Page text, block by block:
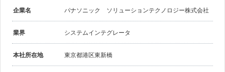
企業名 パナソニック ソリューションテクノロジー株式会社
業界 システムインテグレータ
本社所在地 東京都港区東新橋